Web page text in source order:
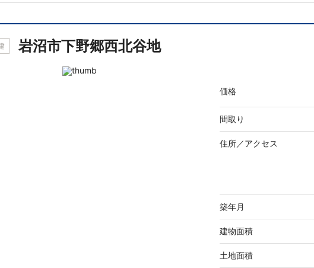
岩沼市下野郷西北谷地
価格
間取り
住所／アクセス
築年月
建物面積
土地面積